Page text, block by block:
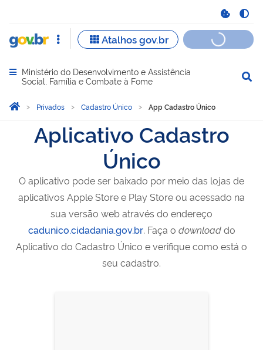
Abrir menu principal de navegação
Ministério do Desenvolvimento e Assistência
Social, Família e Combate à Fome
Você está aqui:
Página Inicial
Privados Cadastro Único App Cadastro Único
Aplicativo Cadastro
Único
O aplicativo pode ser baixado por meio das lojas de
aplicativos Apple Store e Play Store ou acessado na
sua versão web através do endereço
cadunico.cidadania.gov.br. Faça o downloaddo
Aplicativo do Cadastro Único e verifique como está o
seu cadastro.